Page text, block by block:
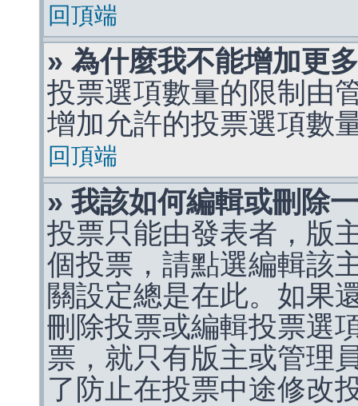
回頂端
» 為什麼我不能增加更
投票選項數量的限制由
增加允許的投票選項數
回頂端
» 我該如何編輯或刪除
投票只能由發表者，版
個投票，請點選編輯該
關設定總是在此。如果
刪除投票或編輯投票選
票，就只有版主或管理
了防止在投票中途修改